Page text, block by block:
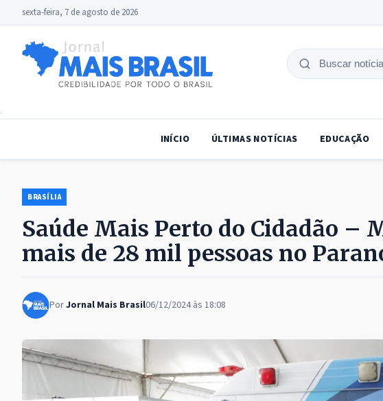
sexta-feira, 7 de agosto de 2026
Buscar
INÍCIO ÚLTIMAS NOTÍCIAS EDUCAÇÃO
BRASÍLIA
Saúde Mais Perto do Cidadão –
mais de 28 mil pessoas no
PorJornal Mais Brasil06/12/2024 às 18:08